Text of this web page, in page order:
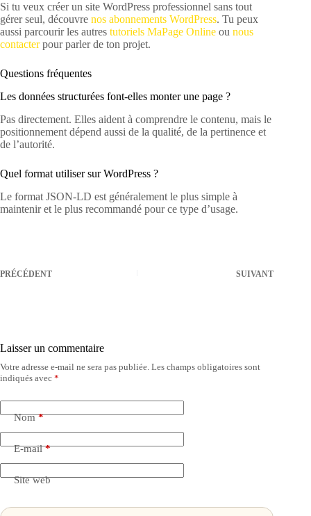
Si tu veux créer un site WordPress professionnel sans tout
gérer seul, découvre nos abonnements WordPress. Tu peux
aussi parcourir les autres tutoriels MaPage Online ou nous
contacterpour parler de ton projet.
Questions fréquentes
Les données structurées font-elles monter une page ?
Pas directement. Elles aident à comprendre le contenu, mais le
positionnement dépend aussi de la qualité, de la pertinence et
de l’autorité.
Quel format utiliser sur WordPress ?
Le format JSON-LD est généralement le plus simple à
maintenir et le plus recommandé pour ce type d’usage.
PRÉCÉDENT SUIVANT
Laisser un commentaire
Votre adresse e-mail ne sera pas publiée. Les champs obligatoires sont
indiqués avec *
Nom*
E-mail*
Site web